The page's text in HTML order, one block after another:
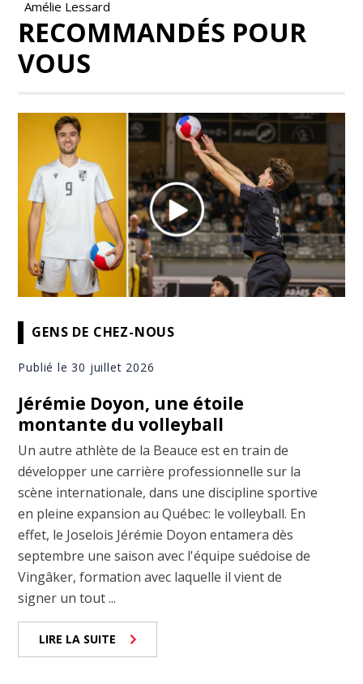
Amélie Lessard
RECOMMANDÉS POUR
VOUS
GENS DE CHEZ-NOUS
Publié le 30 juillet 2026
Jérémie Doyon, une étoile
montante du volleyball
Un autre athlète de la Beauce est en train de
développer une carrière professionnelle sur la
scène internationale, dans une discipline sportive
en pleine expansion au Québec: le volleyball. En
effet, le Joselois Jérémie Doyon entamera dès
septembre une saison avec l'équipe suédoise de
Vingâker, formation avec laquelle il vient de
signer un tout ...
LIRE LA SUITE